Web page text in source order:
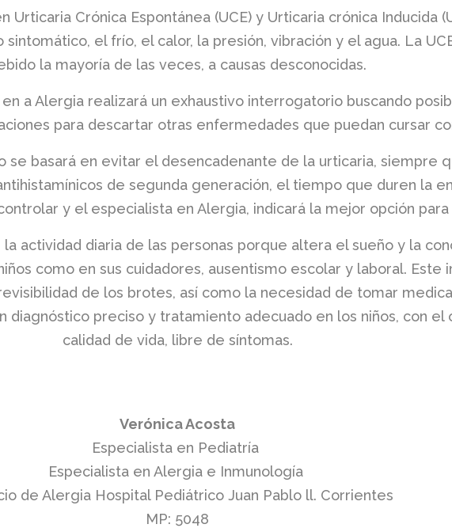
Urticaria Crónica Espontánea (UCE) y Urticaria crónica Inducida
el frío, el calor, la presión, vibración y el agua. La
la mayoría de las veces, a causas desconocidas.
a Alergia realizará un exhaustivo interrogatorio buscando
para descartar otras enfermedades que puedan cursar
se basará en evitar el desencadenante de la urticaria, siempre
de segunda generación, el tiempo que duren la
y el especialista en Alergia, indicará la mejor opción
actividad diaria de las personas porque altera el sueño y la
como en sus cuidadores, ausentismo escolar y laboral.
de los brotes, así como la necesidad de tomar
diagnóstico preciso y tratamiento adecuado en los niños, con el
calidad de vida, libre de síntomas.
Verónica Acosta
Especialista en Pediatría
Especialista en Alergia e Inmunología
de Alergia Hospital Pediátrico Juan Pablo ll. Corrientes
MP: 5048